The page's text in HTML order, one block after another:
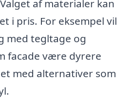
Valget af materialer kan
i pris. For eksempel vil
med tegltage og
facade være dyrere
med alternativer som